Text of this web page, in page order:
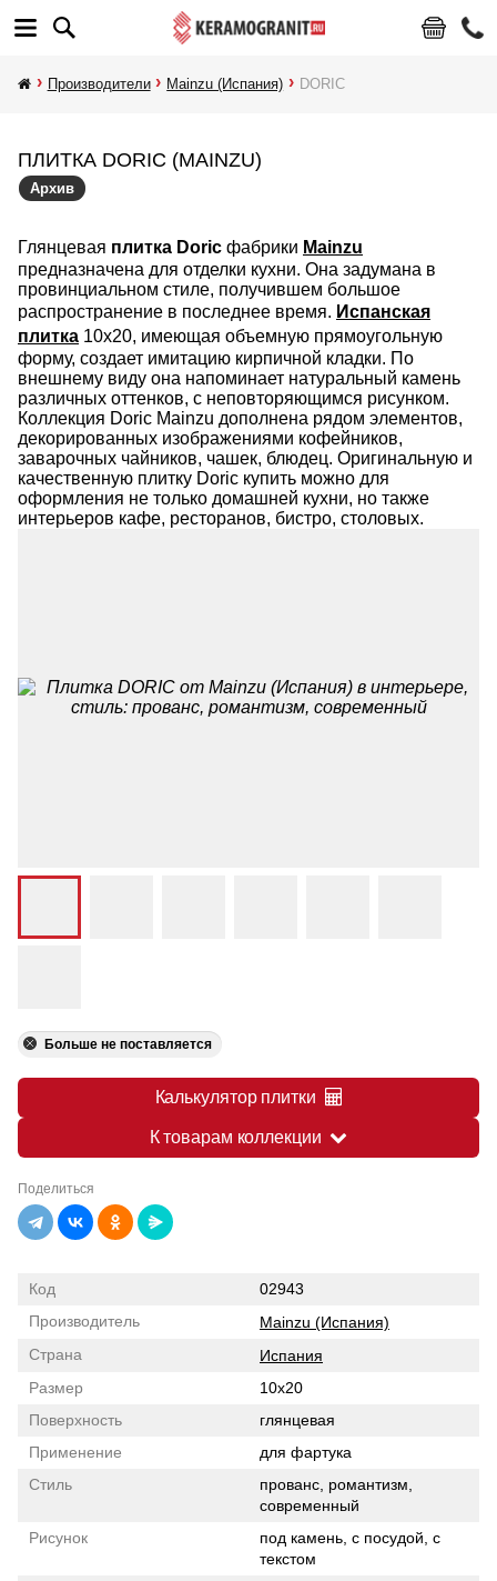
Производители Mainzu (Испания) DORIC
ПЛИТКА DORIC (MAINZU)
Архив
Глянцевая плитка Doric фабрики Mainzu
предназначена для отделки кухни. Она задумана в
провинциальном стиле, получившем большое
распространение в последнее время. Испанская
плитка 10х20, имеющая объемную прямоугольную
форму, создает имитацию кирпичной кладки. По
внешнему виду она напоминает натуральный камень
различных оттенков, с неповторяющимся рисунком.
Коллекция Doric Mainzu дополнена рядом элементов,
декорированных изображениями кофейников,
заварочных чайников, чашек, блюдец. Оригинальную и
качественную плитку Doric купить можно для
оформления не только домашней кухни, но также
интерьеров кафе, ресторанов, бистро, столовых.
Больше не поставляется
Калькулятор плитки
К товарам коллекции
Поделиться
Код
02943
Производитель
Mainzu (Испания)
Страна
Испания
Размер
10x20
Поверхность
глянцевая
Применение
для фартука
Стиль
прованс, романтизм,
современный
Рисунок
под камень, с посудой, с
текстом